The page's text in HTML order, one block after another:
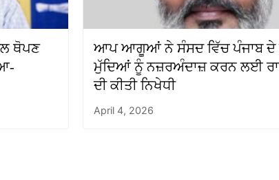
ਥੋਪਣ
ਆਪ ਆਗੂਆਂ ਨੇ ਸੰਸਦ ਵਿੱਚ ਪੰਜਾਬ ਦੇ
ਮੁੱਦਿਆਂ ਨੂੰ ਨਜ਼ਰਅੰਦਾਜ਼ ਕਰਨ ਲਈ
ਦੀ ਕੀਤੀ ਨਿਖੇਧੀ
April 4, 2026